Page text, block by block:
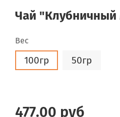
Чай "Клубничный
Вес
100гр 50гр
477.00 руб